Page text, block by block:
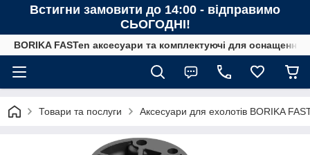
Встигни замовити до 14:00 - відправимо
СЬОГОДНІ!
BORIKA FASTen аксесуари та комплектуючі для оснащення
Товари та послуги Аксесуари для ехолотів BORIKA